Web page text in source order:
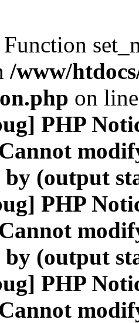
Function
/www/
on
PHP
Cannot
by (output
PHP
Cannot
by (output
PHP
Cannot